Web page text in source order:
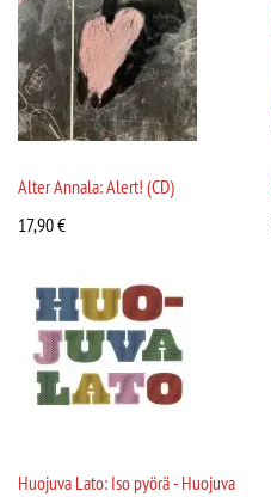
Alter Annala: Alert! (CD)
17,90€
Huojuva Lato: Iso pyörä - Huojuva